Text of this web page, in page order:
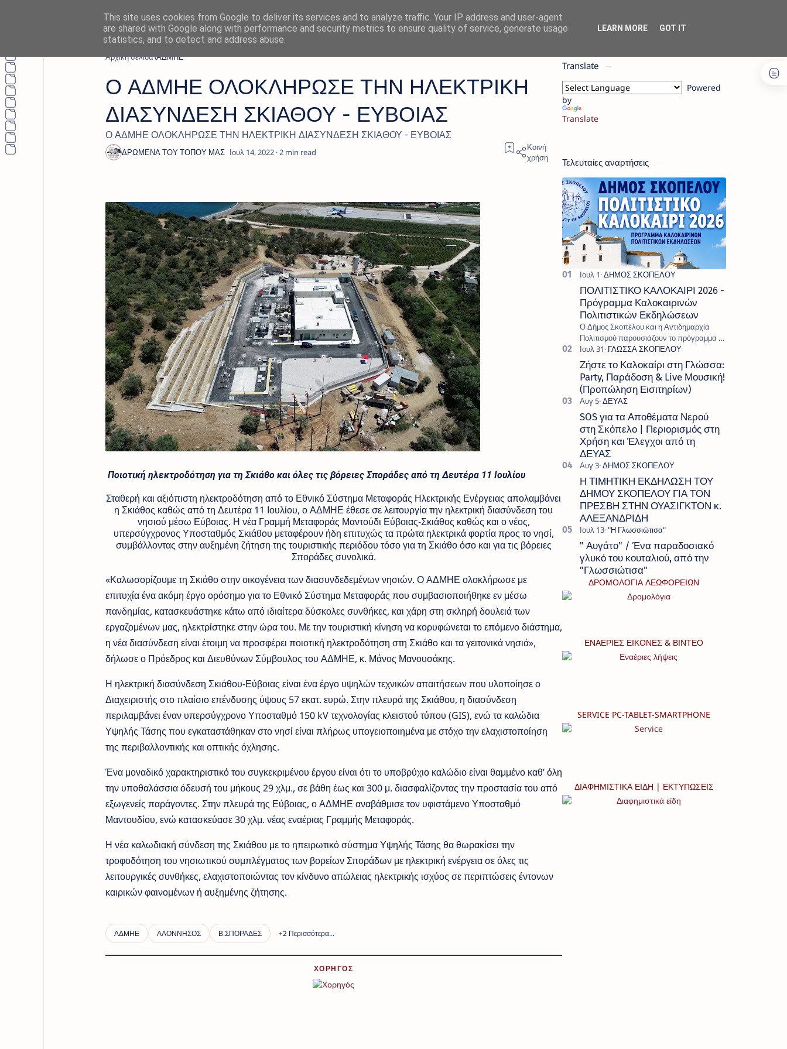
Αρχική σελίδα ΑΔΜΗΕ
Ο ΑΔΜΗΕ ΟΛΟΚΛΗΡΩΣΕ ΤΗΝ ΗΛΕΚΤΡΙΚΗ
ΔΙΑΣΥΝΔΕΣΗ ΣΚΙΑΘΟΥ - ΕΥΒΟΙΑΣ
Ο ΑΔΜΗΕ ΟΛΟΚΛΗΡΩΣΕ ΤΗΝ ΗΛΕΚΤΡΙΚΗ ΔΙΑΣΥΝΔΕΣΗ ΣΚΙΑΘΟΥ - ΕΥΒΟΙΑΣ
2
Ποιοτική ηλεκτροδότηση για τη Σκιάθο και όλες τις βόρειες Σποράδες από τη Δευτέρα 11 Ιουλίου
Σταθερή και αξιόπιστη ηλεκτροδότηση από το Εθνικό Σύστημα Μεταφοράς Ηλεκτρικής Ενέργειας απολαμβάνει
η Σκιάθος καθώς από τη Δευτέρα 11 Ιουλίου, ο ΑΔΜΗΕ έθεσε σε λειτουργία την ηλεκτρική διασύνδεση του
νησιού μέσω Εύβοιας. Η νέα Γραμμή Μεταφοράς Μαντούδι Εύβοιας-Σκιάθος καθώς και ο νέος,
υπερσύγχρονος Υποσταθμός Σκιάθου μεταφέρουν ήδη επιτυχώς τα πρώτα ηλεκτρικά φορτία προς το νησί,
συμβάλλοντας στην αυξημένη ζήτηση της τουριστικής περιόδου τόσο για τη Σκιάθο όσο και για τις βόρειες
Σποράδες συνολικά.
«Καλωσορίζουμε τη Σκιάθο στην οικογένεια των διασυνδεδεμένων νησιών. Ο ΑΔΜΗΕ ολοκλήρωσε με
επιτυχία ένα ακόμη έργο ορόσημο για το Εθνικό Σύστημα Μεταφοράς που συμβασιοποιήθηκε εν μέσω
πανδημίας, κατασκευάστηκε κάτω από ιδιαίτερα δύσκολες συνθήκες, και χάρη στη σκληρή δουλειά των
εργαζομένων μας, ηλεκτρίστηκε στην ώρα του. Με την τουριστική κίνηση να κορυφώνεται το επόμενο διάστημα,
η νέα διασύνδεση είναι έτοιμη να προσφέρει ποιοτική ηλεκτροδότηση στη Σκιάθο και τα γειτονικά νησιά»,
δήλωσε ο Πρόεδρος και Διευθύνων Σύμβουλος του ΑΔΜΗΕ, κ. Μάνος Μανουσάκης.
Η ηλεκτρική διασύνδεση Σκιάθου-Εύβοιας είναι ένα έργο υψηλών τεχνικών απαιτήσεων που υλοποίησε ο
Διαχειριστής στο πλαίσιο επένδυσης ύψους 57 εκατ. ευρώ. Στην πλευρά της Σκιάθου, η διασύνδεση
περιλαμβάνει έναν υπερσύγχρονο Υποσταθμό 150 kV τεχνολογίας κλειστού τύπου (GIS), ενώ τα καλώδια
Υψηλής Τάσης που εγκαταστάθηκαν στο νησί είναι πλήρως υπογειοποιημένα με στόχο την ελαχιστοποίηση
της περιβαλλοντικής και οπτικής όχλησης.
Ένα μοναδικό χαρακτηριστικό του συγκεκριμένου έργου είναι ότι το υποβρύχιο καλώδιο είναι θαμμένο καθ’ όλη
την υποθαλάσσια όδευσή του μήκους 29 χλμ., σε βάθη έως και 300 μ. διασφαλίζοντας την προστασία του από
εξωγενείς παράγοντες. Στην πλευρά της Εύβοιας, ο ΑΔΜΗΕ αναβάθμισε τον υφιστάμενο Υποσταθμό
Μαντουδίου, ενώ κατασκεύασε 30 χλμ. νέας εναέριας Γραμμής Μεταφοράς.
Η νέα καλωδιακή σύνδεση της Σκιάθου με το ηπειρωτικό σύστημα Υψηλής Τάσης θα θωρακίσει την
τροφοδότηση​ του νησιωτικού συμπλέγματος των βορείων Σποράδων με ηλεκτρική ενέργεια σε όλες τις
λειτουργικές συνθήκες, ελαχιστοποιώντας τον κίνδυνο απώλειας ηλεκτρικής ισχύος σε περιπτώσεις έντονων
καιρικών φαινομένων​ ή αυξημένης ζήτησης.
ΧΟΡΗΓΟΣ
Translate
Powered
by
Translate
Τελευταίες αναρτήσεις
ΠΟΛΙΤΙΣΤΙΚΟ ΚΑΛΟΚΑΙΡΙ 2026 -
Πρόγραμμα Καλοκαιρινών
Πολιτιστικών Εκδηλώσεων
Ο Δήμος Σκοπέλου και η Αντιδημαρχία
Πολιτισμού παρουσιάζουν το πρόγραμμα «
Πολιτιστικό Καλοκαίρι 2026 », ένα πλούσιο
και πολυσυλλεκτικό πρόγραμμα εκδ…
Ζήστε το Καλοκαίρι στη Γλώσσα:
Party, Παράδοση & Live Μουσική!
(Προπώληση Εισιτηρίων)
SOS για τα Αποθέματα Νερού
στη Σκόπελο | Περιορισμός στη
Χρήση και Έλεγχοι από τη
ΔΕΥΑΣ
Η ΤΙΜΗΤΙΚΗ ΕΚΔΗΛΩΣΗ ΤΟΥ
ΔΗΜΟΥ ΣΚΟΠΕΛΟΥ ΓΙΑ ΤΟΝ
ΠΡΕΣΒΗ ΣΤΗΝ ΟΥΑΣΙΓΚΤΟΝ κ.
ΑΛΕΞΑΝΔΡΙΔΗ
" Αυγάτο" / Ένα παραδοσιακό
γλυκό του κουταλιού, από την
"Γλωσσιώτισα"
ΔΡΟΜΟΛΟΓΙΑ ΛΕΩΦΟΡΕΙΩΝ
ΕΝΑΕΡΙΕΣ ΕΙΚΟΝΕΣ & ΒΙΝΤΕΟ
SERVICE PC-TABLET-SMARTPHONE
ΔΙΑΦΗΜΙΣΤΙΚΑ ΕΙΔΗ | ΕΚΤΥΠΩΣΕΙΣ
This site uses cookies from Google to deliver its services and to analyze traffic. Your IP address and user-agent
are shared with Google along with performance and security metrics to ensure quality of service, generate usage
statistics, and to detect and address abuse.
LEARN MORE GOT IT